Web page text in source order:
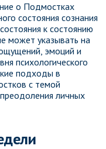
о Подмостках
состояния сознания
к состоянию
может указывать на
эмоций и
психологического
подходы в
с темой
личных